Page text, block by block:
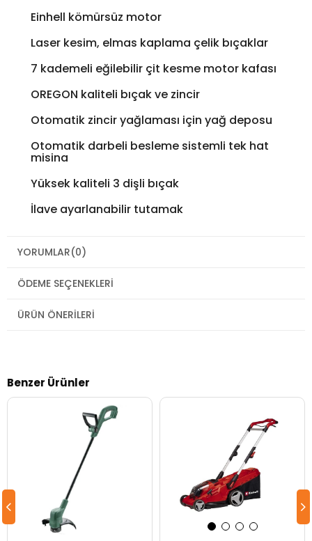
Einhell kömürsüz motor
Laser kesim, elmas kaplama çelik bıçaklar
7 kademeli eğilebilir çit kesme motor kafası
OREGON kaliteli bıçak ve zincir
Otomatik zincir yağlaması için yağ deposu
Otomatik darbeli besleme sistemli tek hat
misina
Yüksek kaliteli 3 dişli bıçak
İlave ayarlanabilir tutamak
YORUMLAR(0)
ÖDEME SEÇENEKLERI
ÜRÜN ÖNERILERI
Benzer Ürünler